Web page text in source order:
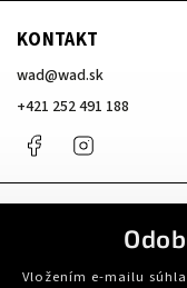
KONTAKT
wad@wad.sk
+421 252 491 188
Facebook
Vložením e-mailu